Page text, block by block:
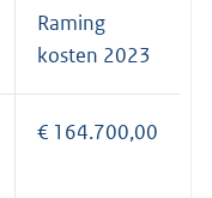
Raming
kosten 2023
€ 164.700,00